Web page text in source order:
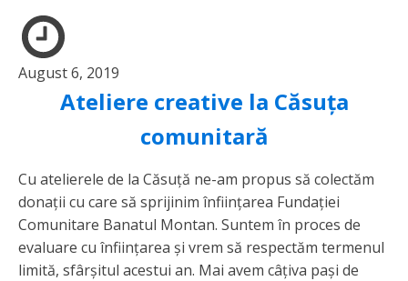
August 6, 2019
Ateliere creative la Căsuța
comunitară
Cu atelierele de la Căsuță ne-am propus să colectăm
donații cu care să sprijinim înființarea Fundației
Comunitare Banatul Montan. Suntem în proces de
evaluare cu înființarea și vrem să respectăm termenul
limită, sfârșitul acestui an. Mai avem câțiva pași de